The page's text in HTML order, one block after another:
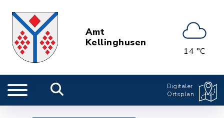
Amt
Kellinghusen
14 °C
Digitaler
Ortsplan